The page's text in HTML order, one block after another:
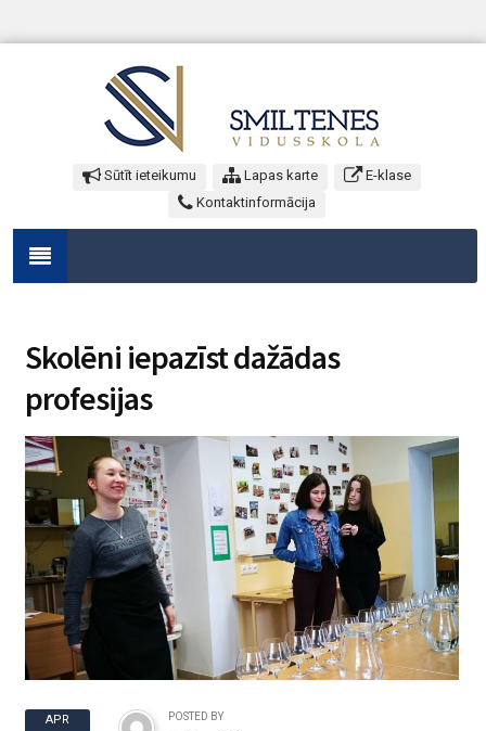
Sūtīt ieteikumu Lapas karte
E-klase
Kontaktinformācija
Skolēni iepazīst dažādas
profesijas
APR POSTED BY